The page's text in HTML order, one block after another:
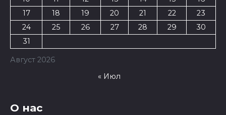
Август 2026
17
18 19 20 21 22
23
24
25 26 27 28 29
30
31
« Июл
О нас